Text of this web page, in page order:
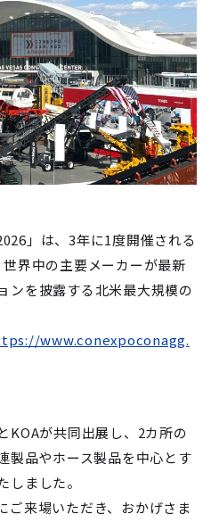
」は、3年に1度開催される
界中の主要メーカーが最新
ンを披露する北米最大規模の
www.conexpoconagg.
KOAが共同出展し、2カ所の
製品やホース製品を中心とす
しました。
ご来場いただき、おかげさま